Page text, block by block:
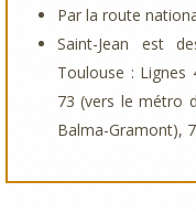
Par la route
Saint-Jean est
Toulouse : Lignes
73 (vers le métro
Balma-Gramont),